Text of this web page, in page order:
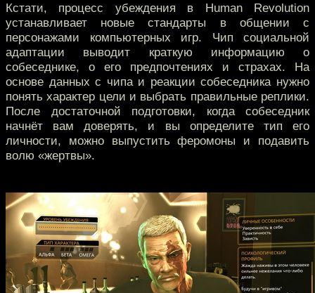
Кстати, процесс убеждения в Human Revolution
устанавливает новые стандарты в общении с
персонажами компьютерных игр. Чип социальной
адаптации выводит краткую информацию о
собеседнике, о его предпочтениях и страхах. На
основе данных с чипа и реакции собеседника нужно
понять характер цели и выбрать правильные реплики.
После достаточной подготовки, когда собеседник
начнёт вам доверять, и вы определите тип его
личности, можно выпустить феромоны и подавить
волю «жертвы».